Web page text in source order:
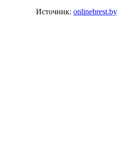
Источник: onlinebrest.by